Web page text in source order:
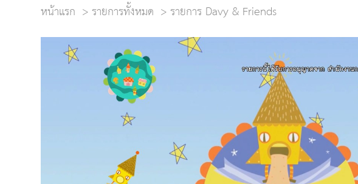
หน้าแรก
รายการทั้งหมด รายการ Davy & Friends